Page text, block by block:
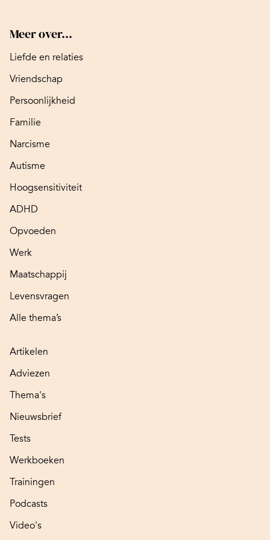
Meer over...
Liefde en relaties
Vriendschap
Persoonlijkheid
Familie
Narcisme
Autisme
Hoogsensitiviteit
ADHD
Opvoeden
Werk
Maatschappij
Levensvragen
Alle thema’s
Artikelen
Adviezen
Thema's
Nieuwsbrief
Tests
Werkboeken
Trainingen
Podcasts
Video's